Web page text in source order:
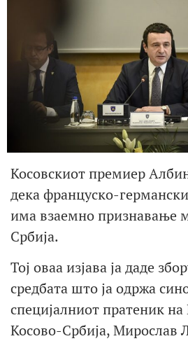
Косовскиот премиер
дека француско-
има взаемно признавање
Србија.
Тој оваа изјава ја даде
средбата што ја одржа
специјалниот пратеник на
Косово-Србија, Мирослав